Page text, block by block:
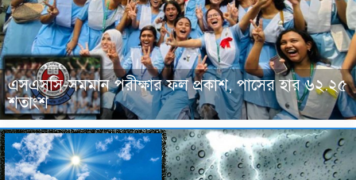
এসএসসি-সমমান পরীক্ষার ফল প্রকাশ, পাসের হার ৬২.২৫
শতাংশ